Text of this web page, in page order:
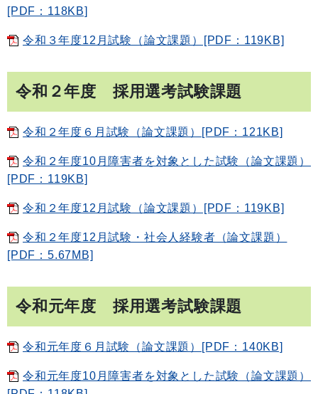
[PDF：118KB]
令和３年度12月試験（論文課題）[PDF：119KB]
令和２年度 採用選考試験課題
令和２年度６月試験（論文課題）[PDF：121KB]
令和２年度10月障害者を対象とした試験（論文課題）
[PDF：119KB]
令和２年度12月試験（論文課題）[PDF：119KB]
令和２年度12月試験・社会人経験者（論文課題）
[PDF：5.67MB]
令和元年度 採用選考試験課題
令和元年度６月試験（論文課題）[PDF：140KB]
令和元年度10月障害者を対象とした試験（論文課題）